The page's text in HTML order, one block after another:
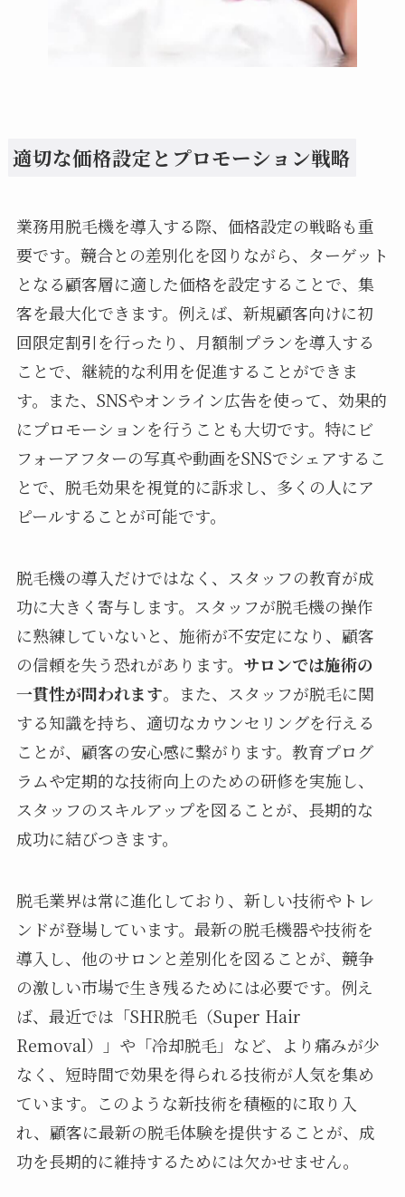
適切な価格設定とプロモーション戦略
業務用脱毛機を導入する際、価格設定の戦略も重
要です。競合との差別化を図りながら、ターゲット
となる顧客層に適した価格を設定することで、集
客を最大化できます。例えば、新規顧客向けに初
回限定割引を行ったり、月額制プランを導入する
ことで、継続的な利用を促進することができま
す。また、SNSやオンライン広告を使って、効果的
にプロモーションを行うことも大切です。特にビ
フォーアフターの写真や動画をSNSでシェアするこ
とで、脱毛効果を視覚的に訴求し、多くの人にア
ピールすることが可能です。
脱毛機の導入だけではなく、スタッフの教育が成
功に大きく寄与します。スタッフが脱毛機の操作
に熟練していないと、施術が不安定になり、顧客
の信頼を失う恐れがあります。 サロンでは施術の
一貫性が問われます。また、スタッフが脱毛に関
する知識を持ち、適切なカウンセリングを行える
ことが、顧客の安心感に繋がります。教育プログ
ラムや定期的な技術向上のための研修を実施し、
スタッフのスキルアップを図ることが、長期的な
成功に結びつきます。
脱毛業界は常に進化しており、新しい技術やトレ
ンドが登場しています。最新の脱毛機器や技術を
導入し、他のサロンと差別化を図ることが、競争
の激しい市場で生き残るためには必要です。例え
ば、最近では「SHR脱毛（Super Hair
Removal）」や「冷却脱毛」など、より痛みが少
なく、短時間で効果を得られる技術が人気を集め
ています。このような新技術を積極的に取り入
れ、顧客に最新の脱毛体験を提供することが、成
功を長期的に維持するためには欠かせません。